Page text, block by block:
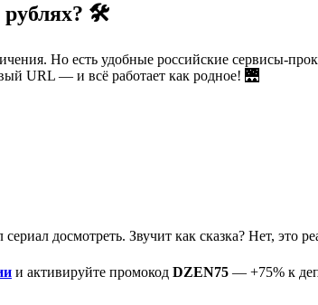
рублях? 🛠️
Но есть удобные российские сервисы-
URL — и всё работает как родное! 🌉
досмотреть. Звучит как сказка? Нет, это
и активируйте промокод DZEN75 — +75% к